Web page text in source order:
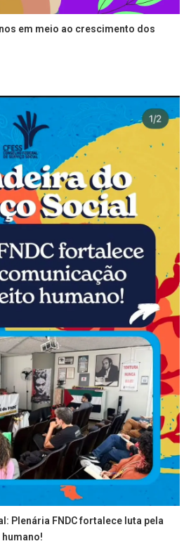
em meio ao crescimento dos
Plenária FNDC fortalece luta pela